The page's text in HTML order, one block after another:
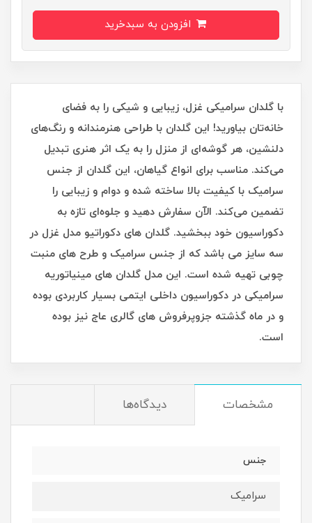
با گلدان سرامیکی غزل، زیبایی و شیکی را به فضای
خانه‌تان بیاورید! این گلدان با طراحی هنرمندانه و رنگ‌های
دلنشین، هر گوشه‌ای از منزل را به یک اثر هنری تبدیل
می‌کند. مناسب برای انواع گیاهان، این گلدان از جنس
سرامیک با کیفیت بالا ساخته شده و دوام و زیبایی را
تضمین می‌کند. الآن سفارش دهید و جلوه‌ای تازه به
دکوراسیون خود ببخشید. گلدان های دکوراتیو مدل غزل در
سه سایز می باشد که از جنس سرامیک و طرح های منبت
چوبی تهیه شده است. این مدل گلدان های مینیاتوریه
سرامیکی در دکوراسیون داخلی ایتمی بسیار کاربردی بوده
و در ماه گذشته جزوپرفروش های گالری عاج نیز بوده
است.
مشخصات دیدگاه‌ها
جنس
سرامیک